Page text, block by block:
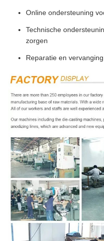
Online ondersteuning
Technische
zorgen
Reparatie en